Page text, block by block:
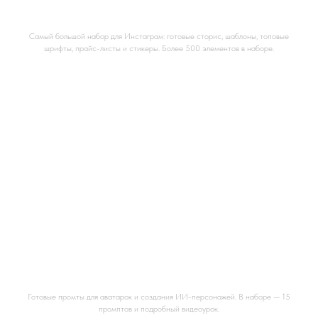
Самый большой набор для Инстаграм: готовые сторис, шаблоны, топовые
шрифты, прайс-листы и стикеры. Более 500 элементов в наборе.
Готовые промты для аватарок и создания ИИ-персонажей. В наборе — 15
промптов и подробный видеоурок.